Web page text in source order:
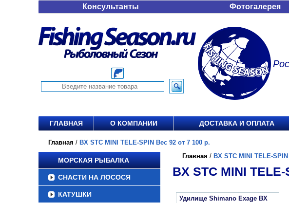
Консультанты Фотогалерея
ГЛАВНАЯ О КОМПАНИИ ДОСТАВКА И ОПЛАТА
Главная / BX STC MINI TELE-SPIN Вес 92 от 7 100 р.
МОРСКАЯ РЫБАЛКА
СНАСТИ НА ЛОСОСЯ
КАТУШКИ
Главная / BX STC MINI TELE-
BX STC MINI
Удилище Shimano Exage BX